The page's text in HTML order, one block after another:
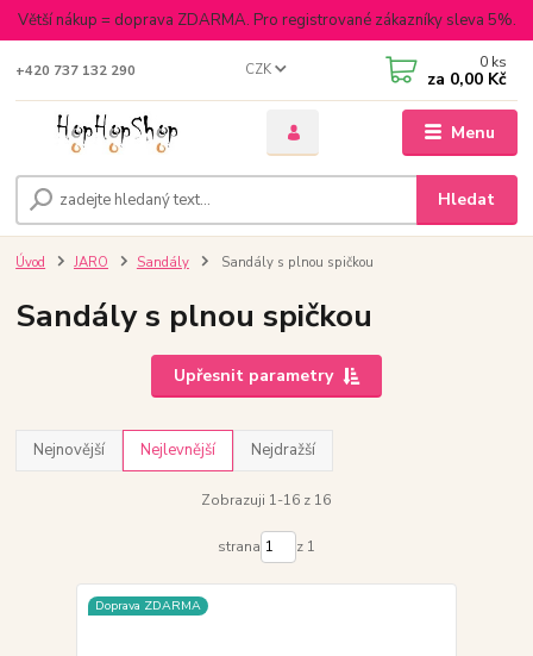
Větší nákup = doprava ZDARMA. Pro registrované zákazníky sleva 5%.
Menu
CZK
Hledat
+420 737 132 290 0 ks
za 0,00 Kč
Úvod JARO Sandály Sandály s plnou spičkou
Sandály s plnou spičkou
Upřesnit parametry
Nejnovější Nejlevnější Nejdražší
Zobrazuji 1-16 z 16
strana z 1
Doprava ZDARMA